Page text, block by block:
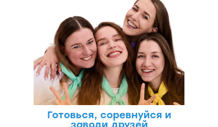
Готовься, соревнуйся и
заводи друзей